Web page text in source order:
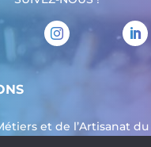
et de l’Artisanat du